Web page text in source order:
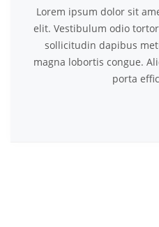
Lorem ipsum dolor sit
elit. Vestibulum odio
sollicitudin dapibus
magna lobortis congue.
porta